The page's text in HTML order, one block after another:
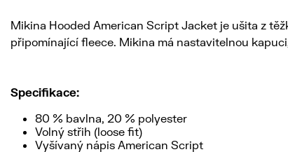
Mikina Hooded American Script Jacket je ušita z
připomínající fleece. Mikina má nastavitelnou
Specifikace:
80 % bavlna, 20 % polyester
Volný střih (loose fit)
Vyšívaný nápis American Script